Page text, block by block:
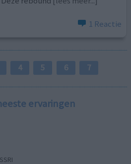
1 Reactie
4 5 6 7
ervaringen